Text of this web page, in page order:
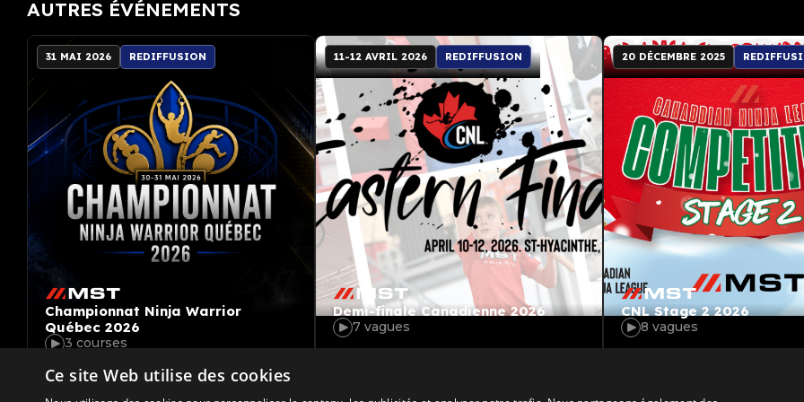
AUTRES ÉVÉNEMENTS
31 MAI 2026 REDIFFUSION
Championnat Ninja Warrior
Québec 2026
3 courses
11-12 AVRIL 2026 REDIFFUSION
Demi-finale Canadienne 2026
7 vagues
20 DÉCEMBRE 2025
CNL Stage 2 2026
8 vagues
Ce site Web utilise des cookies